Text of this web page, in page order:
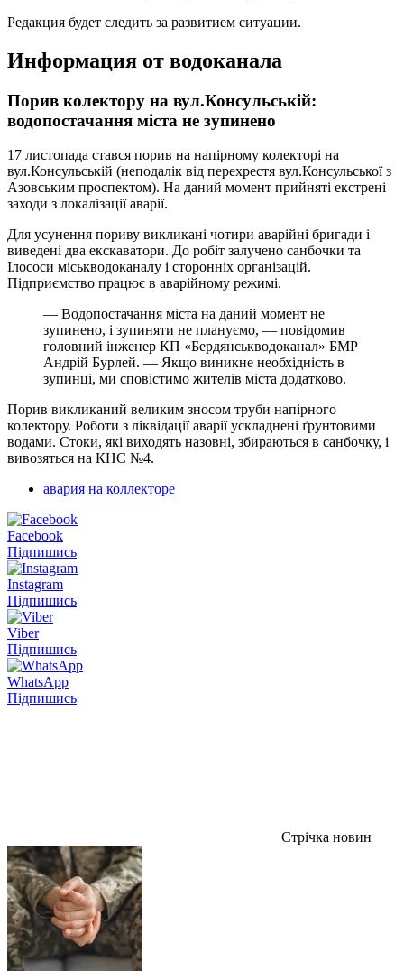
Редакция будет следить за развитием ситуации.
Информация от водоканала
Порив колектору на вул.Консульській:
водопостачання міста не зупинено
17 листопада стався порив на напірному колекторі на
вул.Консульській (неподалік від перехрестя вул.Консульської з
Азовським проспектом). На даний момент прийняті екстрені
заходи з локалізації аварії.
Для усунення пориву викликані чотири аварійні бригади і
виведені два екскаватори. До робіт залучено санбочки та
Ілососи міськводоканалу і сторонніх організацій.
Підприємство працює в аварійному режимі.
— Водопостачання міста на даний момент не
зупинено, і зупиняти не плануємо, — повідомив
головний інженер КП «Бердянськводоканал» БМР
Андрій Бурлей. — Якщо виникне необхідність в
зупинці, ми сповістимо жителів міста додатково.
Порив викликаний великим зносом труби напірного
колектору. Роботи з ліквідації аварії ускладнені ґрунтовими
водами. Стоки, які виходять назовні, збираються в санбочку, і
вивозяться на КНС №4.
авария на коллекторе
Facebook
Підпишись
Instagram
Підпишись
Viber
Підпишись
WhatsApp
Підпишись
Стрічка новин